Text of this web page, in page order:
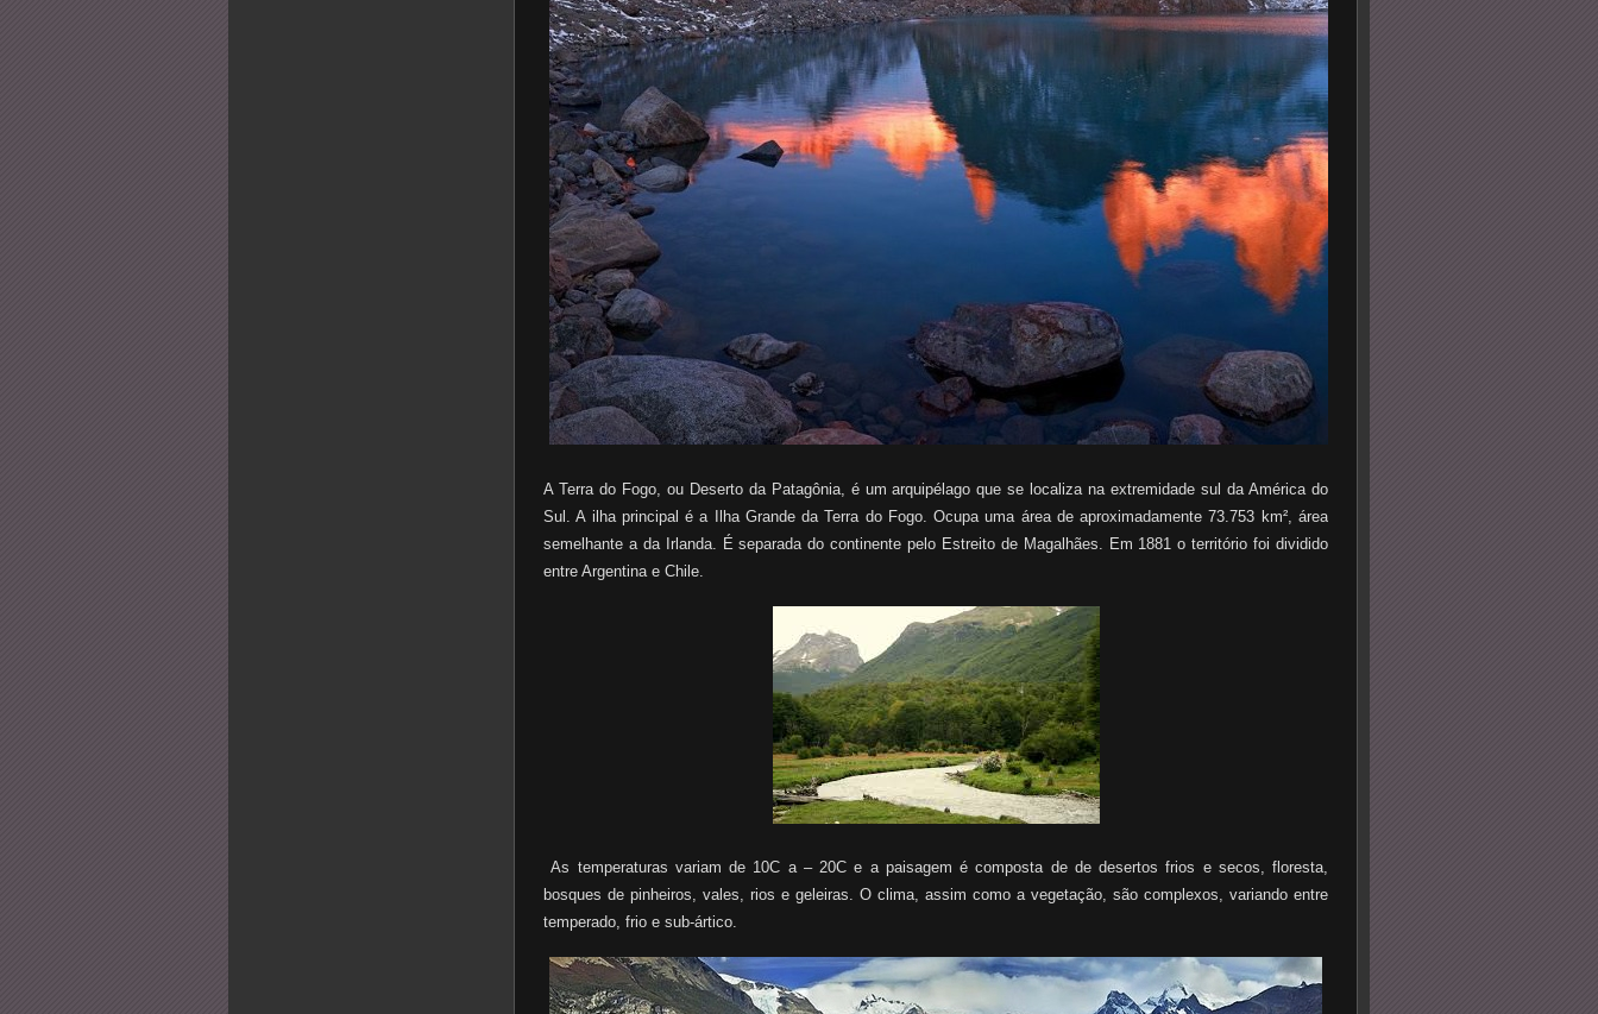
A Terra do Fogo, ou Deserto da Patagônia, é um arquipélago que se localiza na extremidade sul da América do
Sul. A ilha principal é a Ilha Grande da Terra do Fogo. Ocupa uma área de aproximadamente 73.753 km², área
semelhante a da Irlanda. É separada do continente pelo Estreito de Magalhães. Em 1881 o território foi dividido
entre Argentina e Chile.
As temperaturas variam de 10C a – 20C e a paisagem é composta de de desertos frios e secos, floresta,
bosques de pinheiros, vales, rios e geleiras. O clima, assim como a vegetação, são complexos, variando entre
temperado, frio e sub-ártico.